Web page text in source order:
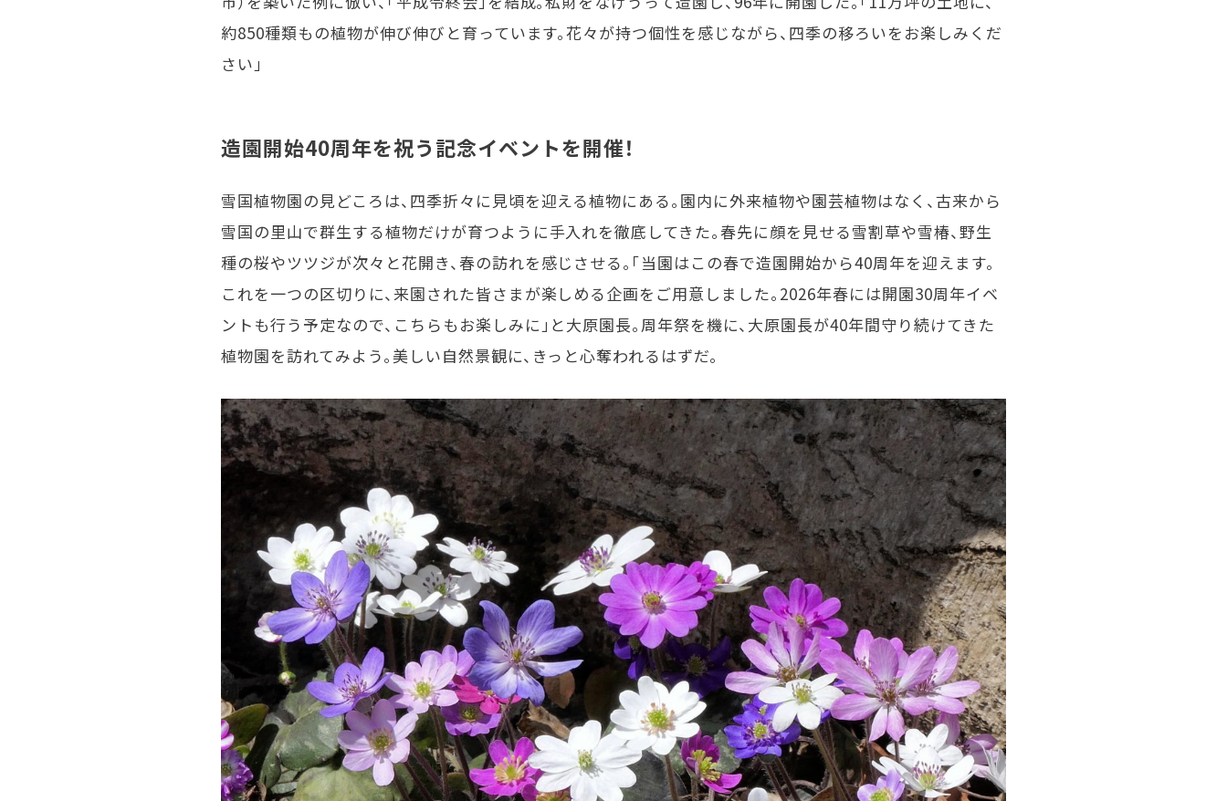
約850種類もの植物が伸び伸びと育っています。花々が持つ個性を感じながら、四季の移ろいをお楽しみくだ
さい」
造園開始40周年を祝う記念イベントを開催！
雪国植物園の見どころは、四季折々に見頃を迎える植物にある。園内に外来植物や園芸植物はなく、古来から
雪国の里山で群生する植物だけが育つように手入れを徹底してきた。春先に顔を見せる雪割草や雪椿、野生
種の桜やツツジが次々と花開き、春の訪れを感じさせる。「当園はこの春で造園開始から40周年を迎えます。
これを一つの区切りに、来園された皆さまが楽しめる企画をご用意しました。2026年春には開園30周年イベ
ントも行う予定なので、こちらもお楽しみに」と大原園長。周年祭を機に、大原園長が40年間守り続けてきた
植物園を訪れてみよう。美しい自然景観に、きっと心奪われるはずだ。